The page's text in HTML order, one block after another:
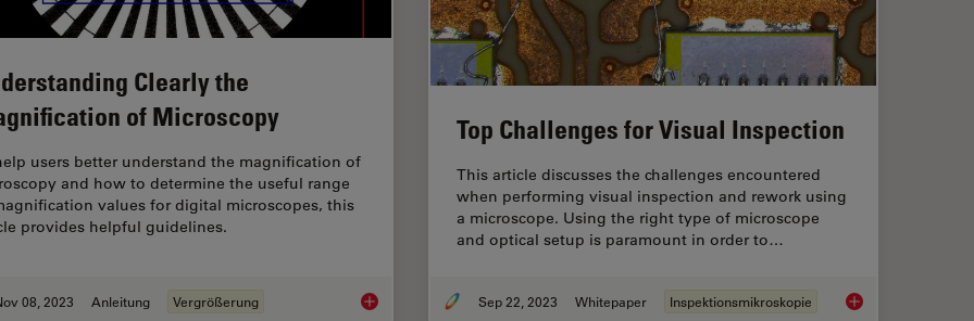
Clearly the
of Microscopy
users better understand the magnification of
and how to determine the useful range
values for digital microscopes, this
provides helpful guidelines.
08, 2023 Anleitung Vergrößerung Understanding Clearly the Magnification of Microscopy
Top Challenges for Visual Inspection
This article discusses the challenges encountered
when performing visual inspection and rework using
a microscope. Using the right type of microscope
and optical setup is paramount in order to…
Sep 22, 2023 Whitepaper Inspektionsmikroskopie Top Challenges for